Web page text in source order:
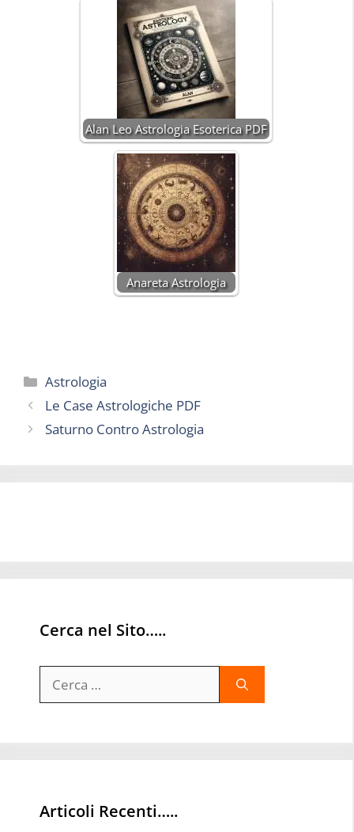
Alan Leo Astrologia Esoterica PDF
Anareta Astrologia
Categorie
Astrologia
Le Case Astrologiche PDF
Saturno Contro Astrologia
Cerca nel Sito…..
per:
Articoli Recenti…..